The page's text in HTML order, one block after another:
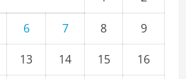
6 7 8
9
13 14 15
16